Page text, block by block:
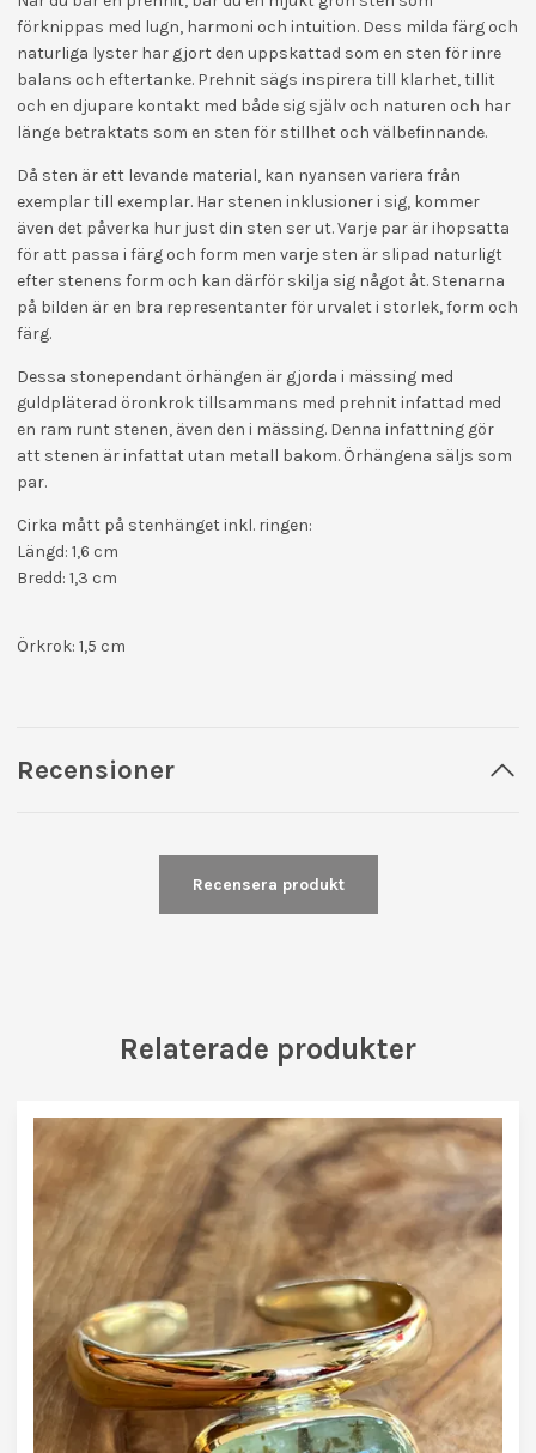
förknippas med lugn, harmoni och intuition. Dess milda färg och
naturliga lyster har gjort den uppskattad som en sten för inre
balans och eftertanke. Prehnit sägs inspirera till klarhet, tillit
och en djupare kontakt med både sig själv och naturen och har
länge betraktats som en sten för stillhet och välbefinnande.
Då sten är ett levande material, kan nyansen variera från
exemplar till exemplar. Har stenen inklusioner i sig, kommer
även det påverka hur just din sten ser ut. Varje par är ihopsatta
för att passa i färg och form men varje sten är slipad naturligt
efter stenens form och kan därför skilja sig något åt. Stenarna
på bilden är en bra representanter för urvalet i storlek, form och
färg.
Dessa stonependant örhängen är gjorda i mässing med
guldpläterad öronkrok tillsammans med prehnit infattad med
en ram runt stenen, även den i mässing. Denna infattning gör
att stenen är infattat utan metall bakom. Örhängena säljs som
par.
Cirka mått på stenhänget inkl. ringen:
Längd: 1,6 cm
Bredd: 1,3 cm
Örkrok: 1,5 cm
Recensioner
Recensera produkt
Relaterade produkter